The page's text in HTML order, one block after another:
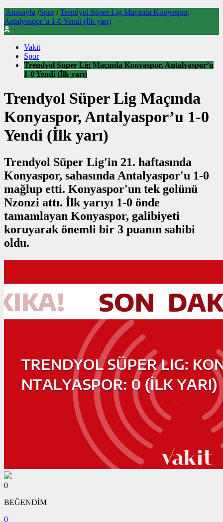
Anasayfa /Spor / Trendyol Süper Lig Maçında Konyaspor,
Antalyaspor’u 1-0 Yendi (İlk yarı)
Vakit
Spor
Trendyol Süper Lig Maçında Konyaspor, Antalyaspor’u
1-0 Yendi (İlk yarı)
Trendyol Süper Lig Maçında
Konyaspor, Antalyaspor’u 1-0
Yendi (İlk yarı)
Trendyol Süper Lig'in 21. haftasında
Konyaspor, sahasında Antalyaspor'u 1-0
mağlup etti. Konyaspor'un tek golünü
Nzonzi attı. İlk yarıyı 1-0 önde
tamamlayan Konyaspor, galibiyeti
koruyarak önemli bir 3 puanın sahibi
oldu.
0
BEĞENDİM
0